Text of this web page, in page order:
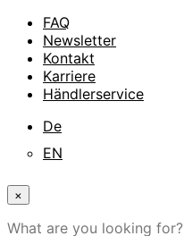
FAQ
Newsletter
Kontakt
Karriere
Händlerservice
De
EN
×
What are you looking for?